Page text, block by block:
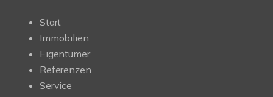
Start
Immobilien
Eigentümer
Referenzen
Service